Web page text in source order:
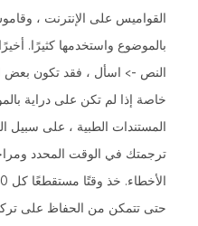
القواميس على الإنترنت ،
بالموضوع واستخدمها كثيرًا.
النص -> اسأل ، فقد تكون بعض
خاصة إذا لم تكن على دراية
المستندات الطبية ، على سبيل
ترجمتك في الوقت المحدد
حتى تتمكن من الحفاظ على